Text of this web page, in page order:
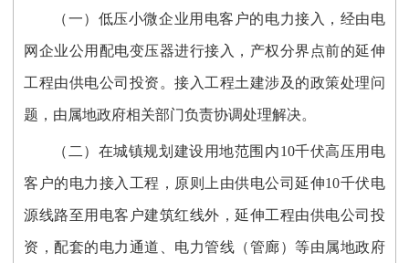
（一）低压小微企业用电客户的电力接入，经由电
网企业公用配电变压器进行接入，产权分界点前的延伸
工程由供电公司投资。接入工程土建涉及的政策处理问
题，由属地政府相关部门负责协调处理解决。
（二）在城镇规划建设用地范围内10千伏高压用电
客户的电力接入工程，原则上由供电公司延伸10千伏电
源线路至用电客户建筑红线外，延伸工程由供电公司投
资，配套的电力通道、电力管线（管廊）等由属地政府